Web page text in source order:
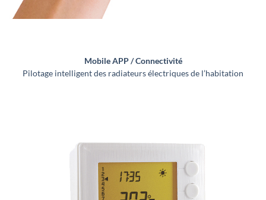
Mobile APP / Connectivité
Pilotage intelligent des radiateurs électriques de l’habitation